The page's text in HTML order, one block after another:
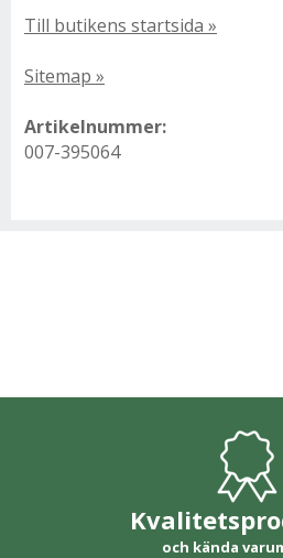
Till butikens startsida »
Sitemap »
Artikelnummer:
007-395064
och kända